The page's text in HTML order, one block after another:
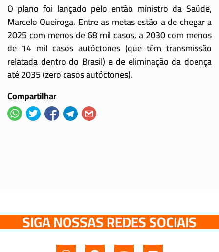
O plano foi lançado pelo então ministro da Saúde,
Marcelo Queiroga. Entre as metas estão a de chegar a
2025 com menos de 68 mil casos, a 2030 com menos
de 14 mil casos autóctones (que têm transmissão
relatada dentro do Brasil) e de eliminação da doença
até 2035 (zero casos autóctones).
Compartilhar
SIGA NOSSAS REDES SOCIAIS